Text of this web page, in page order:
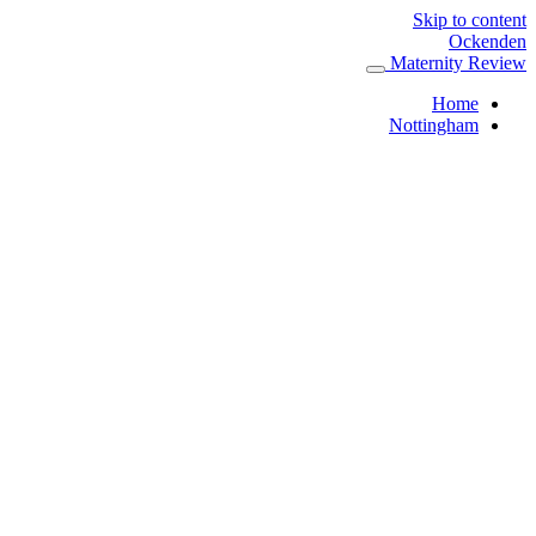
Skip to content
Ockenden
Maternity Review
Home
Nottingham